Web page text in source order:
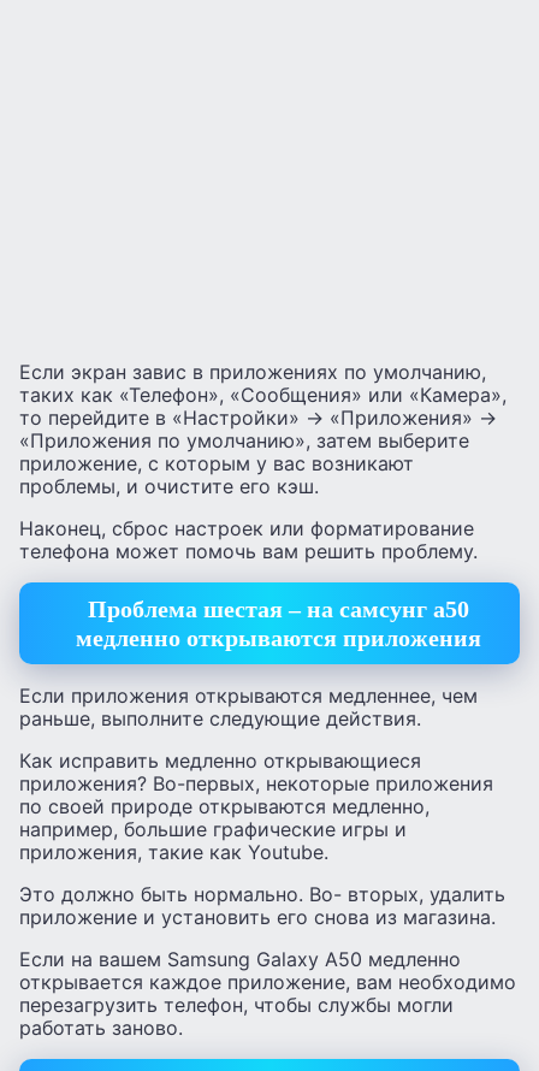
Если экран завис в приложениях по умолчанию,
таких как «Телефон», «Сообщения» или «Камера»,
то перейдите в «Настройки» -> «Приложения» ->
«Приложения по умолчанию», затем выберите
приложение, с которым у вас возникают
проблемы, и очистите его кэш.
Наконец, сброс настроек или форматирование
телефона может помочь вам решить проблему.
Проблема шестая – на самсунг а50
медленно открываются приложения
Если приложения открываются медленнее, чем
раньше, выполните следующие действия.
Как исправить медленно открывающиеся
приложения? Во-первых, некоторые приложения
по своей природе открываются медленно,
например, большие графические игры и
приложения, такие как Youtube.
Это должно быть нормально. Во- вторых, удалить
приложение и установить его снова из магазина.
Если на вашем Samsung Galaxy A50 медленно
открывается каждое приложение, вам необходимо
перезагрузить телефон, чтобы службы могли
работать заново.